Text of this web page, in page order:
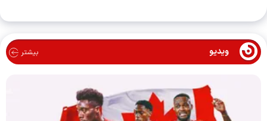
ویدیو بیشتر